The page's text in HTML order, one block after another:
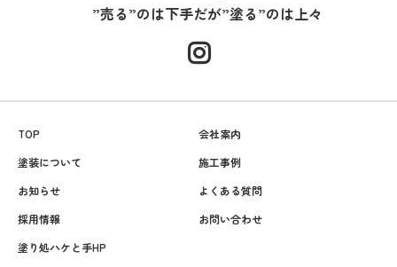
”売る”のは下手だが”塗る”のは上々
TOP
会社案内
塗装について
施工事例
お知らせ
よくある質問
採用情報
お問い合わせ
塗り処ハケと手HP